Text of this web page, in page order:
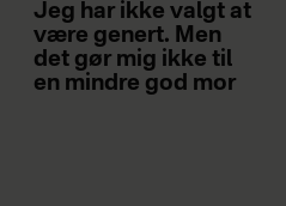
Jeg har ikke valgt at
være genert. Men
det gør mig ikke til
en mindre god mor